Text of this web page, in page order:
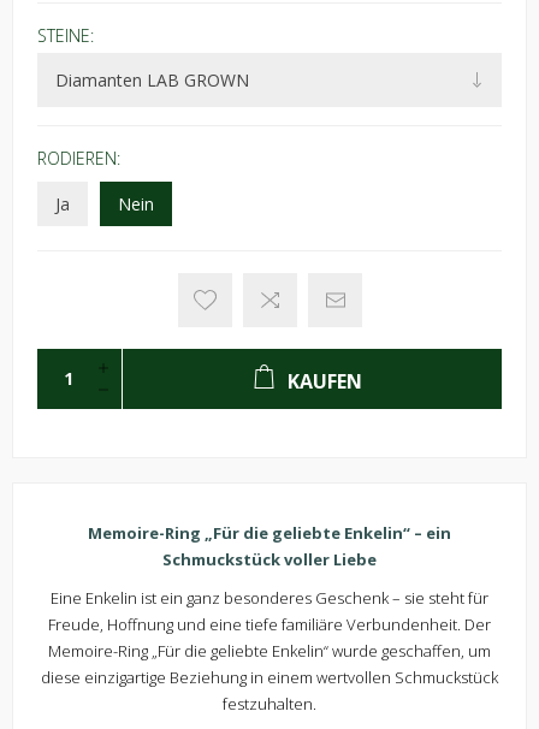
STEINE:
RODIEREN:
Ja
Nein
KAUFEN
Memoire-Ring „Für die geliebte Enkelin“ – ein
Schmuckstück voller Liebe
Eine Enkelin ist ein ganz besonderes Geschenk – sie steht für
Freude, Hoffnung und eine tiefe familiäre Verbundenheit. Der
Memoire-Ring „Für die geliebte Enkelin“ wurde geschaffen, um
diese einzigartige Beziehung in einem wertvollen Schmuckstück
festzuhalten.